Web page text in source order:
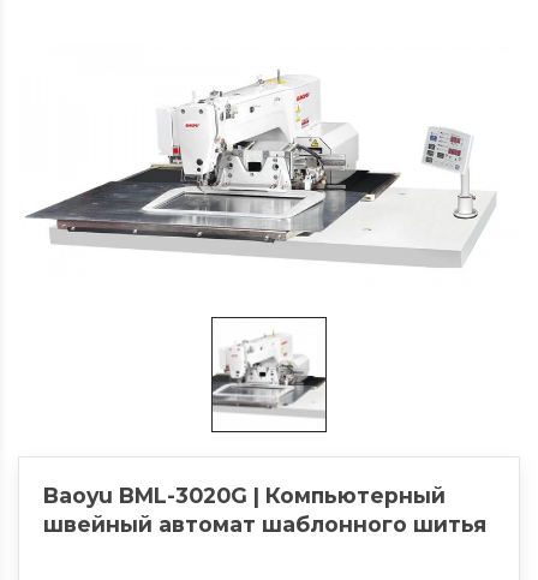
Baoyu BML-3020G | Компьютерный
швейный автомат шаблонного шитья